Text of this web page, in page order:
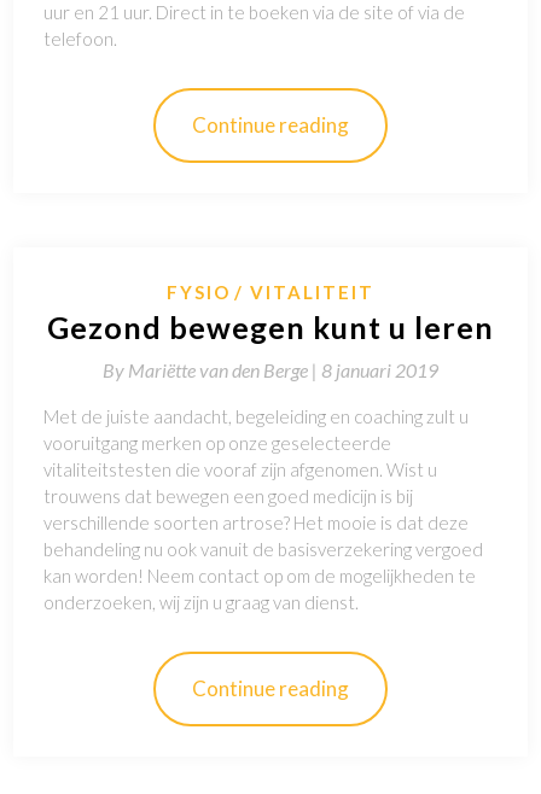
uur en 21 uur. Direct in te boeken via de site of via de
telefoon.
Continue reading
FYSIO VITALITEIT
Gezond bewegen kunt u leren
By Mariëtte van den Berge | 8 januari 2019
Met de juiste aandacht, begeleiding en coaching zult u
vooruitgang merken op onze geselecteerde
vitaliteitstesten die vooraf zijn afgenomen. Wist u
trouwens dat bewegen een goed medicijn is bij
verschillende soorten artrose? Het mooie is dat deze
behandeling nu ook vanuit de basisverzekering vergoed
kan worden! Neem contact op om de mogelijkheden te
onderzoeken, wij zijn u graag van dienst.
Continue reading